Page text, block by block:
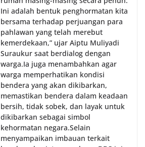
Ini adalah bentuk penghormatan kita
bersama terhadap perjuangan para
pahlawan yang telah merebut
kemerdekaan,” ujar Aiptu Muliyadi
Suraukur saat berdialog dengan
warga.‎‎Ia juga menambahkan agar
warga memperhatikan kondisi
bendera yang akan dikibarkan,
memastikan bendera dalam keadaan
bersih, tidak sobek, dan layak untuk
dikibarkan sebagai simbol
kehormatan negara.‎‎‎Selain
menyampaikan imbauan terkait